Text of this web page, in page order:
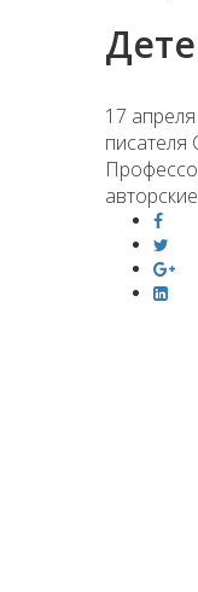
17
писателя